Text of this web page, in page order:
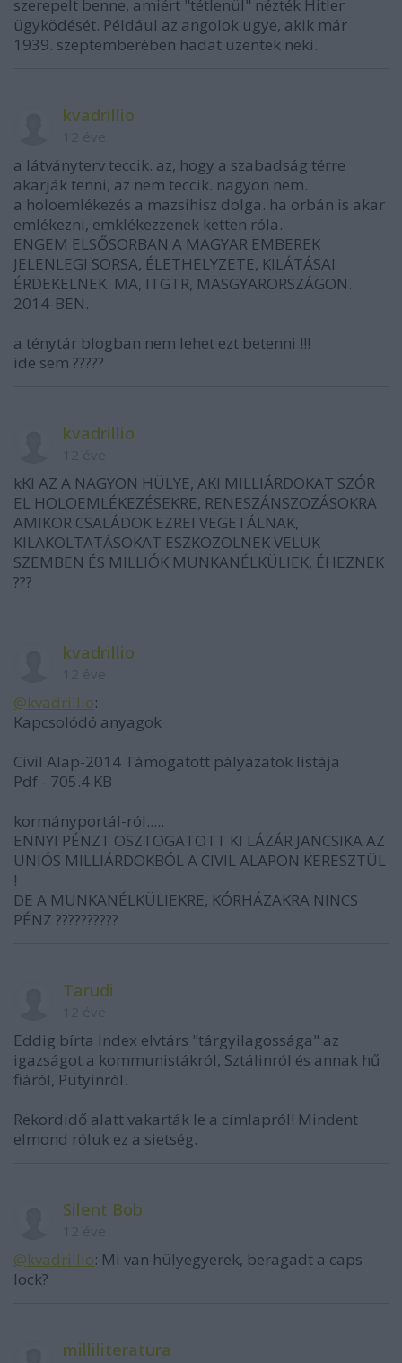
szerepelt benne, amiért "tétlenül" nézték Hitler
ügyködését. Például az angolok ugye, akik már
1939. szeptemberében hadat üzentek neki.
kvadrillio
a látványterv teccik. az, hogy a szabadság térre
akarják tenni, az nem teccik. nagyon nem.
a holoemlékezés a mazsihisz dolga. ha orbán is akar
emlékezni, emklékezzenek ketten róla.
ENGEM ELSŐSORBAN A MAGYAR EMBEREK
JELENLEGI SORSA, ÉLETHELYZETE, KILÁTÁSAI
ÉRDEKELNEK. MA, ITGTR, MASGYARORSZÁGON.
2014-BEN.
a ténytár blogban nem lehet ezt betenni !!!
ide sem ?????
kvadrillio
kKI AZ A NAGYON HÜLYE, AKI MILLIÁRDOKAT SZÓR
EL HOLOEMLÉKEZÉSEKRE, RENESZÁNSZOZÁSOKRA
AMIKOR CSALÁDOK EZREI VEGETÁLNAK,
KILAKOLTATÁSOKAT ESZKÖZÖLNEK VELÜK
SZEMBEN ÉS MILLIÓK MUNKANÉLKÜLIEK, ÉHEZNEK
???
kvadrillio
@kvadrillio:
Kapcsolódó anyagok
Civil Alap-2014 Támogatott pályázatok listája
Pdf - 705.4 KB
kormányportál-ról.....
ENNYI PÉNZT OSZTOGATOTT KI LÁZÁR JANCSIKA AZ
UNIÓS MILLIÁRDOKBÓL A CIVIL ALAPON KERESZTÜL
!
DE A MUNKANÉLKÜLIEKRE, KÓRHÁZAKRA NINCS
PÉNZ ??????????
Tarudi
Eddig bírta Index elvtárs "tárgyilagossága" az
igazságot a kommunistákról, Sztálinról és annak hű
fiáról, Putyinról.
Rekordidő alatt vakarták le a címlapról! Mindent
elmond róluk ez a sietség.
Silent Bob
@kvadrillio: Mi van hülyegyerek, beragadt a caps
lock?
milliliteratura